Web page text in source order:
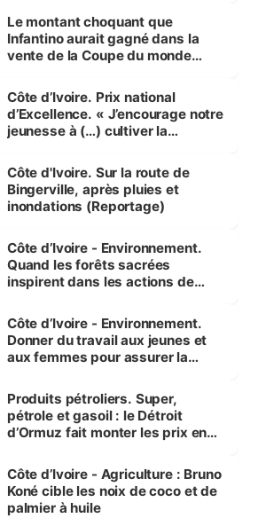
Le montant choquant que
Infantino aurait gagné dans la
vente de la Coupe du monde
Côte d’Ivoire. Prix national
d’Excellence. « J’encourage notre
jeunesse à (…) cultiver la
(Alassane Ouattara
Côte d'Ivoire. Sur la route de
Bingerville, après pluies et
inondations (Reportage)
Côte d’Ivoire - Environnement.
Quand les forêts sacrées
inspirent dans les actions de
Côte d’Ivoire - Environnement.
Donner du travail aux jeunes et
aux femmes pour assurer la
menacées
Produits pétroliers. Super,
pétrole et gasoil : le Détroit
d’Ormuz fait monter les prix en
Côte d’Ivoire - Agriculture : Bruno
Koné cible les noix de coco et de
palmier à huile